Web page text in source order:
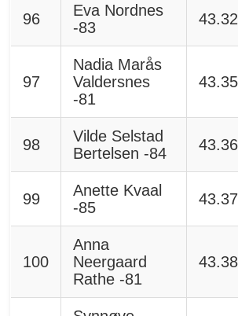
96
Eva Nordnes
-83
43.32
97
Nadia Marås
Valdersnes
-81
43.35
98
Vilde Selstad
Bertelsen -84
43.36
99
Anette Kvaal
-85
43.37
100
Anna
Neergaard
Rathe -81
43.38